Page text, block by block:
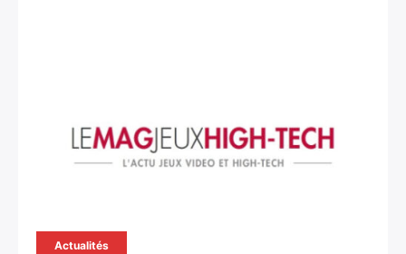
Actualités